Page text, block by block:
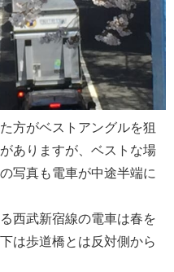
方がベストアングルを狙
ありますが、ベストな場
写真も電車が中途半端に
西武新宿線の電車は春を
は歩道橋とは反対側から